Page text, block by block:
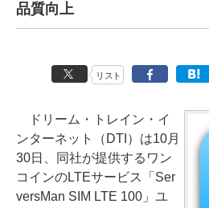
品質向上
リスト
ドリーム・トレイン・イ
ンターネット（DTI）は10月
30日、同社が提供するワン
コインのLTEサービス「Ser
versMan SIM LTE 100」ユ